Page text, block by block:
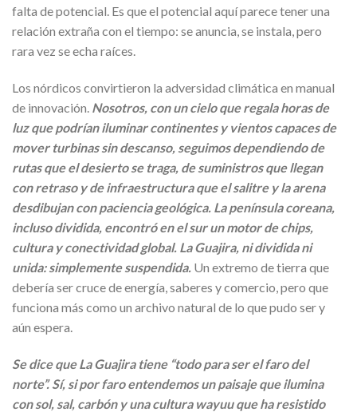
falta de potencial. Es que el potencial aquí parece tener una
relación extraña con el tiempo: se anuncia, se instala, pero
rara vez se echa raíces.
Los nórdicos convirtieron la adversidad climática en manual
de innovación. Nosotros, con un cielo que regala horas de
luz que podrían iluminar continentes y vientos capaces de
mover turbinas sin descanso, seguimos dependiendo de
rutas que el desierto se traga, de suministros que llegan
con retraso y de infraestructura que el salitre y la arena
desdibujan con paciencia geológica. La península coreana,
incluso dividida, encontró en el sur un motor de chips,
cultura y conectividad global. La Guajira, ni dividida ni
unida: simplemente suspendida. Un extremo de tierra que
debería ser cruce de energía, saberes y comercio, pero que
funciona más como un archivo natural de lo que pudo ser y
aún espera.
Se dice que La Guajira tiene “todo para ser el faro del
norte”. Sí, si por faro entendemos un paisaje que ilumina
con sol, sal, carbón y una cultura wayuu que ha resistido